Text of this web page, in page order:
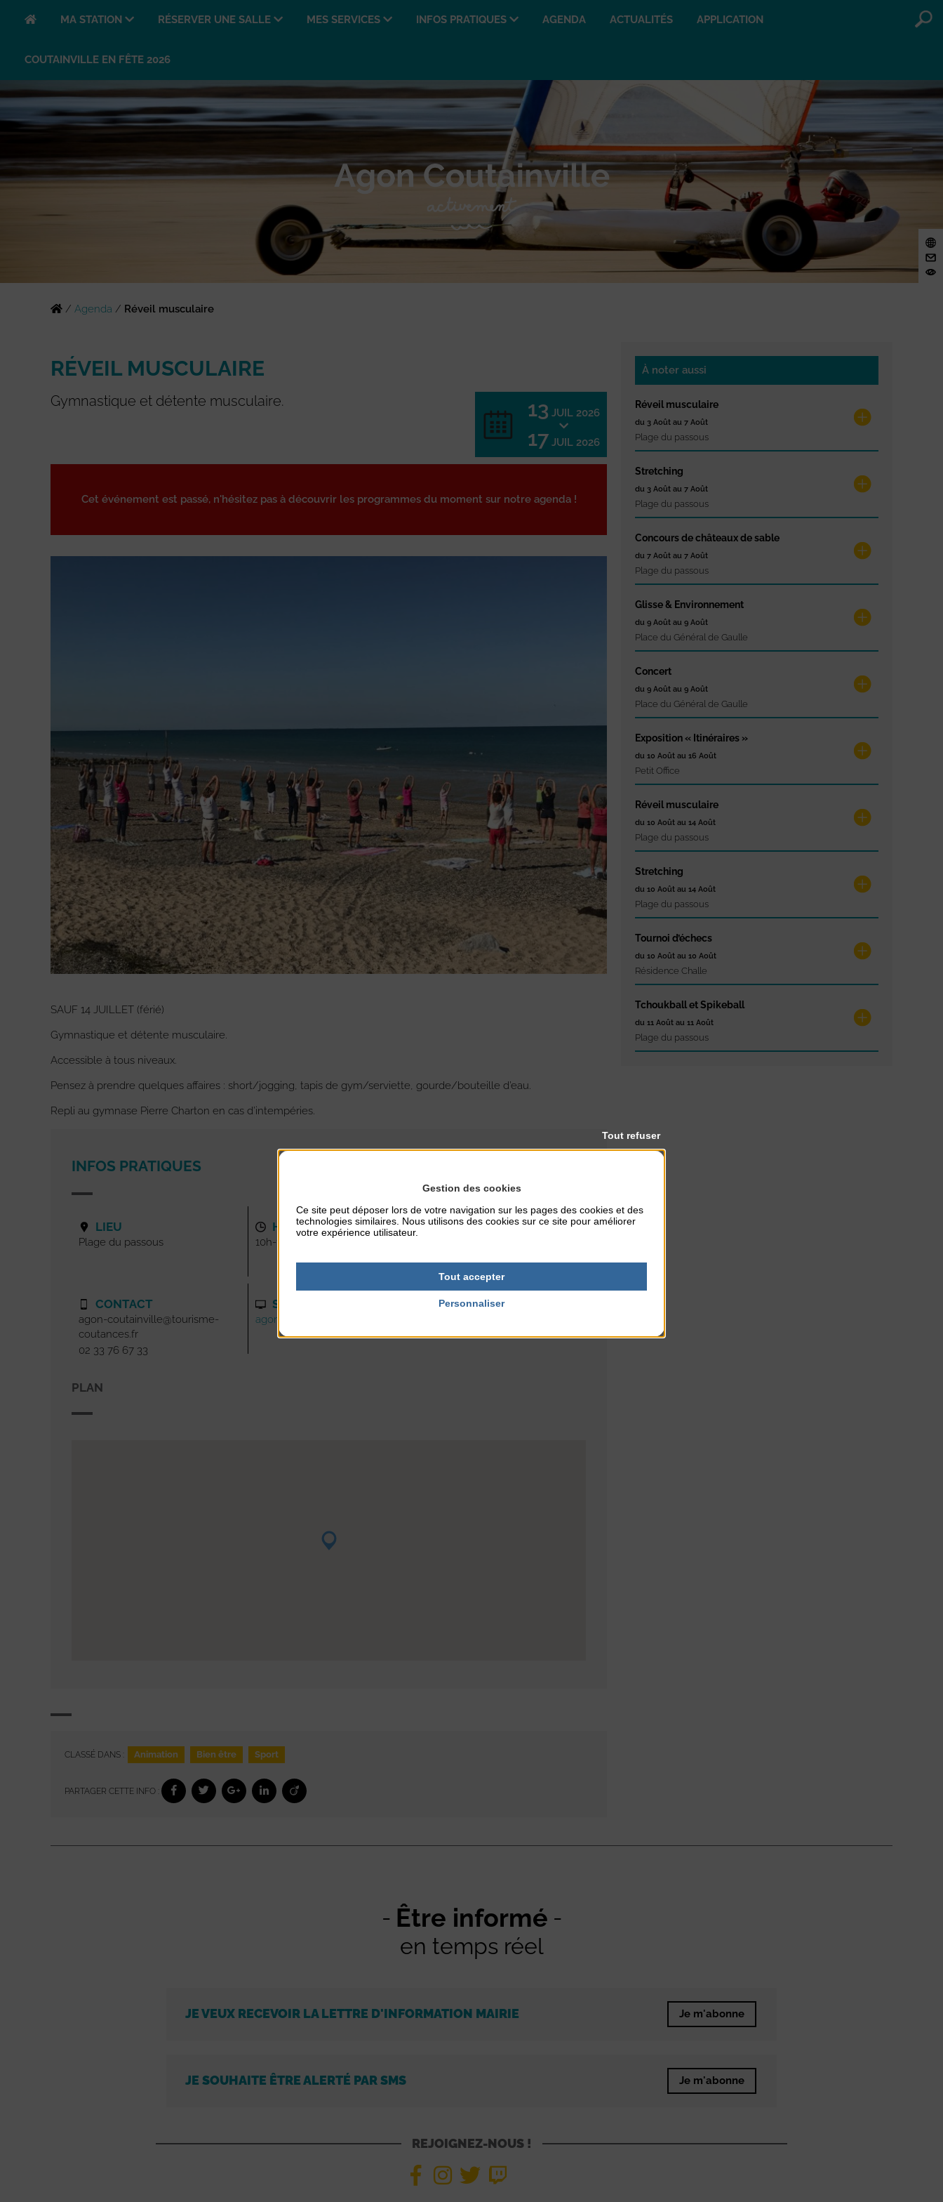
MA STATION RÉSERVER UNE SALLE MES SERVICES INFOS PRATIQUES AGENDA ACTUALITÉS APPLICATION
COUTAINVILLE EN FÊTE 2026
/ Agenda / Réveil musculaire
RÉVEIL MUSCULAIRE
Gymnastique et détente musculaire. 13 JUIL 2026
17 JUIL 2026
Cet événement est passé, n'hésitez pas à découvrir les programmes du moment sur notre agenda !
SAUF 14 JUILLET (férié)
Gymnastique et détente musculaire.
Accessible à tous niveaux.
Pensez à prendre quelques affaires : short/jogging, tapis de gym/serviette, gourde/bouteille d’eau.
Repli au gymnase Pierre Charton en cas d’intempéries.
INFOS PRATIQUES
LIEU
Plage du passous
CONTACT
agon-coutainville@tourisme-
coutances.fr
02 33 76 67 33
HORAIRES
10h-11h
SITE INTERNET
agoncoutainville.fr
TARIFS
PLAN
CLASSÉ DANS : Animation Bien être Sport
PARTAGER CETTE INFO :
À noter aussi
Réveil musculaire
du 3 Août au 7 Août
Plage du passous
Stretching
du 3 Août au 7 Août
Plage du passous
Concours de châteaux de sable
du 7 Août au 7 Août
Plage du passous
Glisse & Environnement
du 9 Août au 9 Août
Place du Général de Gaulle
Concert
du 9 Août au 9 Août
Place du Général de Gaulle
Exposition « Itinéraires »
du 10 Août au 16 Août
Petit Office
Réveil musculaire
du 10 Août au 14 Août
Plage du passous
Stretching
du 10 Août au 14 Août
Plage du passous
Tournoi d’échecs
du 10 Août au 10 Août
Résidence Challe
Tchoukball et Spikeball
du 11 Août au 11 Août
Plage du passous
Être informé
en temps réel
JE VEUX RECEVOIR LA LETTRE D'INFORMATION MAIRIE Je m'abonne
JE SOUHAITE ÊTRE ALERTÉ PAR SMS Je m'abonne
REJOIGNEZ-NOUS !
Gestion des cookies
Ce site peut déposer lors de votre navigation sur les pages des cookies et des
technologies similaires. Nous utilisons des cookies sur ce site pour améliorer
votre expérience utilisateur.
Tout accepter
Tout refuser
Personnaliser